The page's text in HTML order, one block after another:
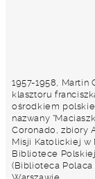
1957-1958, Martin
klasztoru
ośrodkiem
nazwany
Coronado, zbiory
Misji Katolickiej w
Bibliotece
(Biblioteca Polaca